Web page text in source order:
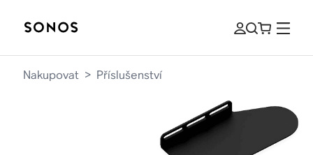
Nakupovat > Příslušenství